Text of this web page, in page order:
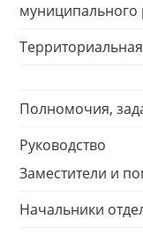
муниципального
Полномочия,
Руководство
Заместители и
Начальники